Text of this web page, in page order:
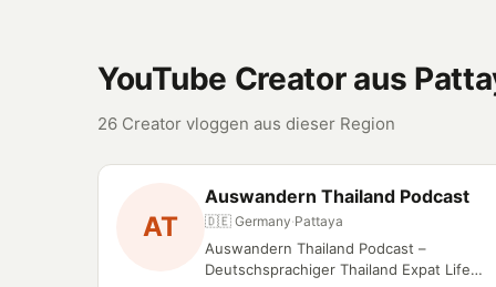
YouTube Creator aus
26 Creator vloggen aus dieser Region
AT
Auswandern Thailand Podcast
🇩🇪 Germany·Pattaya
Auswandern Thailand Podcast –
Deutschsprachiger Thailand Expat Life